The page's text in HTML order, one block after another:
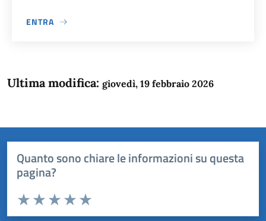
ENTRA
Ultima modifica: giovedì, 19 febbraio 2026
Quanto sono chiare le informazioni su questa
pagina?
Domanda
Valuta da 1 a 5 stelle la pagina
Valuta 5 stelle su 5
Valuta 4 stelle su 5
Valuta 3 stelle su 5
Valuta 2 stelle su 5
Valuta 1 stelle su 5